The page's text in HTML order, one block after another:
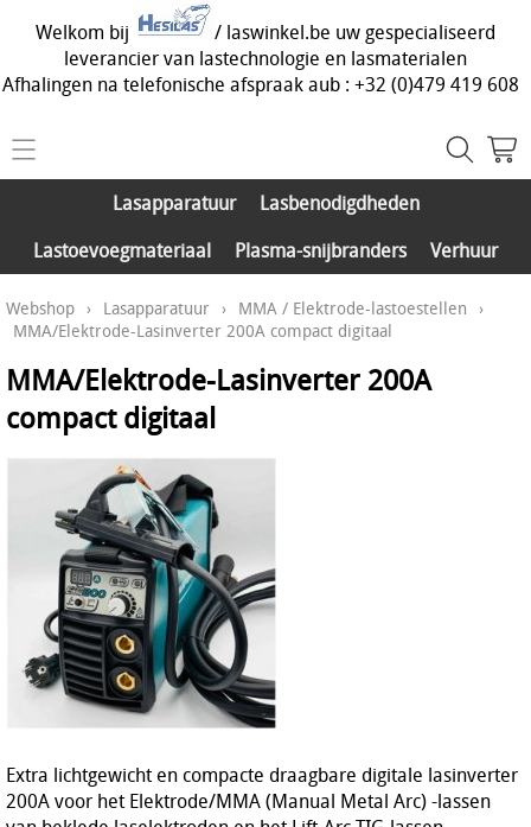
Welkom bij
/ laswinkel.be uw gespecialiseerd
leverancier van lastechnologie en lasmaterialen
Afhalingen na telefonische afspraak aub : +32 (0)479 419 608
Home
Lasapparatuur
Lasbenodigdheden
Lastoevoegmateriaal
Plasma-snijbranders
Verhuur
Info
Contact
Onze activiteiten
Lasapparatuur
Lasbenodigdheden
Lastoevoegmateriaal
Plasma-snijbranders Verhuur
Webshop › Lasapparatuur › MMA / Elektrode-lastoestellen ›
MMA/Elektrode-Lasinverter 200A compact digitaal
MMA/Elektrode-Lasinverter 200A
compact digitaal
Extra lichtgewicht en compacte draagbare digitale lasinverter
200A voor het Elektrode/MMA (Manual Metal Arc) -lassen